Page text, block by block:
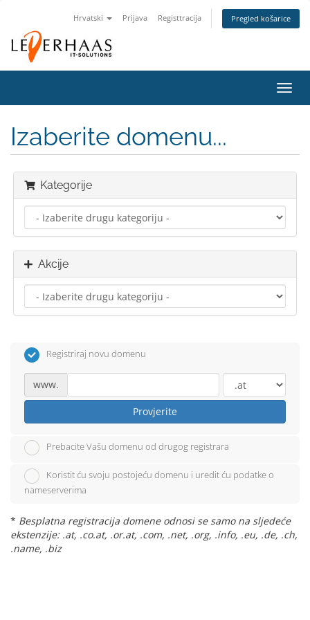
Hrvatski Prijava Registtracija Pregled košarice
Izaberite domenu...
Kategorije
Akcije
Registriraj novu domenu
www.
Provjerite
Prebacite Vašu domenu od drugog registrara
Koristit ću svoju postojeću domenu i uredit ću podatke o
nameserverima
* Besplatna registracija domene odnosi se samo na sljedeće
ekstenzije: .at, .co.at, .or.at, .com, .net, .org, .info, .eu, .de, .ch,
.name, .biz